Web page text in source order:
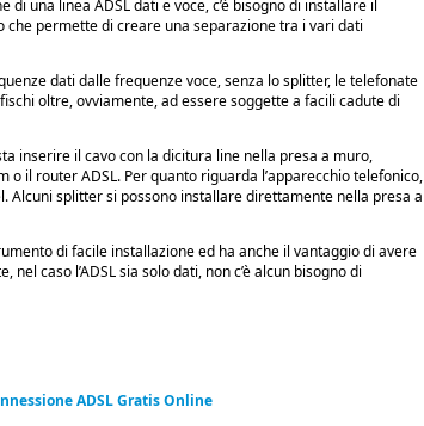
di una linea ADSL dati e voce, c’è bisogno di installare il
permette di creare una separazione tra i vari dati
dati dalle frequenze voce, senza lo splitter, le telefonate
oltre, ovviamente, ad essere soggette a facili cadute di
inserire il cavo con la dicitura line nella presa a muro,
o il router ADSL. Per quanto riguarda l’apparecchio telefonico,
Alcuni splitter si possono installare direttamente nella presa a
di facile installazione ed ha anche il vantaggio di avere
caso l’ADSL sia solo dati, non c’è alcun bisogno di
ADSL Gratis Online